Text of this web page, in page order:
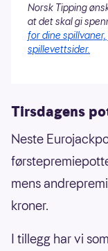
Norsk Tipping
at det skal gi
for dine
spillevettsider.
Tirsdagens
Neste
mens
kroner.
I tillegg har vi